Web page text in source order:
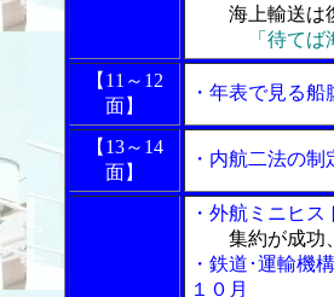
海上輸送は
「待てば
【11～12
面】
・年表で見る
【13～14
面】
・内航二法の
・外航ミニヒ
集約が成功
・鉄道･運輸機
１０月